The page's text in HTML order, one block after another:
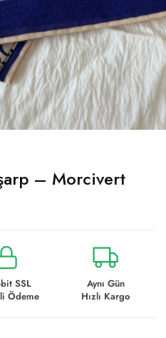
– Morcivert
SSL
Ödeme
Aynı Gün
Hızlı Kargo